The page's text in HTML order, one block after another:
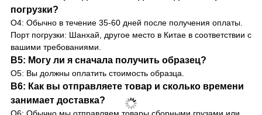
погрузки?
О4: Обычно в течение 35-60 дней после получения оплаты.
Порт погрузки: Шанхай, другое место в Китае в соответствии с
вашими требованиями.
В5: Могу ли я сначала получить образец?
О5: Вы должны оплатить стоимость образца.
В6: Как вы отправляете товар и сколько времени
занимает доставка?